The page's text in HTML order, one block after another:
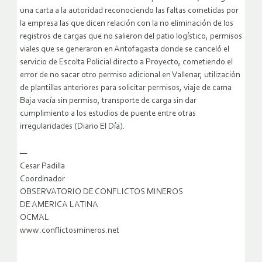
una carta a la autoridad reconociendo las faltas cometidas por
la empresa las que dicen relación con la no eliminación de los
registros de cargas que no salieron del patio logístico, permisos
viales que se generaron en Antofagasta donde se canceló el
servicio de Escolta Policial directo a Proyecto, cometiendo el
error de no sacar otro permiso adicional en Vallenar, utilización
de plantillas anteriores para solicitar permisos, viaje de cama
Baja vacía sin permiso, transporte de carga sin dar
cumplimiento a los estudios de puente entre otras
irregularidades (Diario El Día).
—
Cesar Padilla
Coordinador
OBSERVATORIO DE CONFLICTOS MINEROS
DE AMERICA LATINA
OCMAL
www.conflictosmineros.net